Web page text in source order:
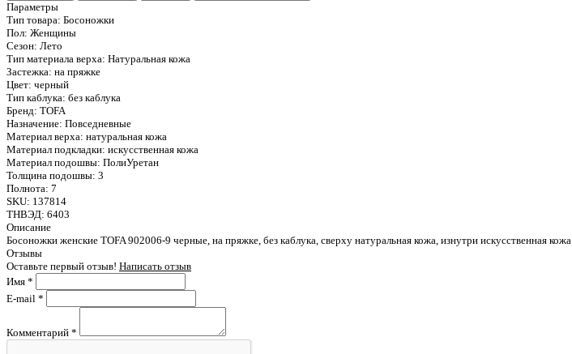
Параметры
Тип товара: Босоножки
Пол: Женщины
Сезон: Лето
Тип материала верха: Натуральная кожа
Застежка: на пряжке
Цвет: черный
Тип каблука: без каблука
Бренд: TOFA
Назначение: Повседневные
Материал верха: натуральная кожа
Материал подкладки: искусственная кожа
Материал подошвы: ПолиУретан
Толщина подошвы: 3
Полнота: 7
SKU: 137814
ТНВЭД: 6403
Описание
Босоножки женские TOFA 902006-9 черные, на пряжке, без каблука, сверху натуральная кожа, изнутри искусственная кожа
Отзывы
Оставьте первый отзыв! Написать отзыв
Имя *
E-mail *
Комментарий *